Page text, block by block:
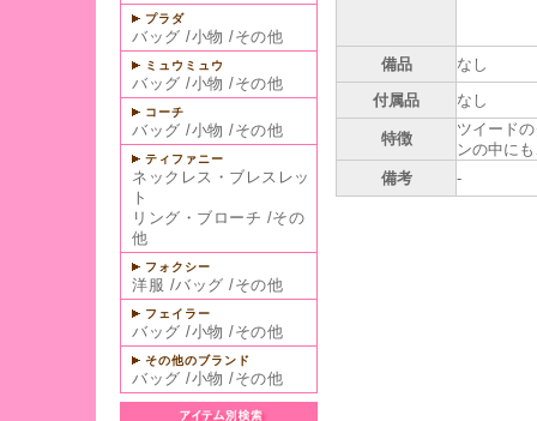
プラダ
バッグ /小物 /その他
ミュウミュウ
バッグ /小物 /その他
コーチ
バッグ /小物 /その他
ティファニー
ネックレス・ブレスレッ
ト
リング・ブローチ /その
他
フォクシー
洋服 /バッグ /その他
フェイラー
バッグ /小物 /その他
その他のブランド
バッグ /小物 /その他
備品
なし
付属品
なし
特徴
ツイード
ンの中に
備考
-